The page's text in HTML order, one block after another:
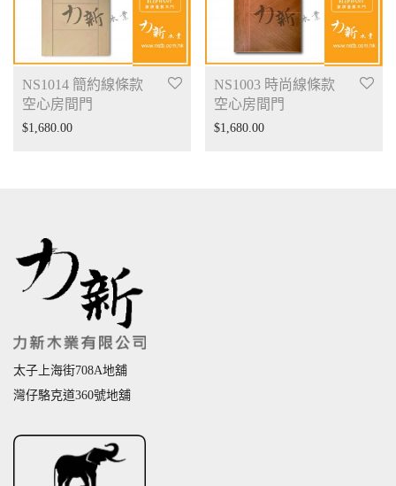
NS1014 簡約線條款
空心房間門
$1,680.00
NS1003 時尚線條款
空心房間門
$1,680.00
太子上海街708A地舖
灣仔駱克道360號地舖